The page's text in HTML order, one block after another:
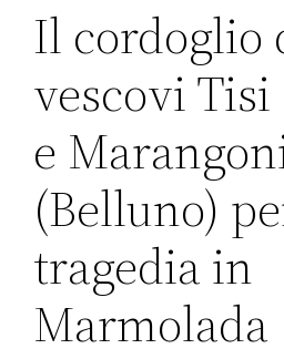
Il cordoglio
vescovi
e
(Belluno)
tragedia in
Marmolada